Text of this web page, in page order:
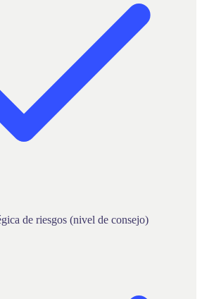
de riesgos (nivel de consejo)